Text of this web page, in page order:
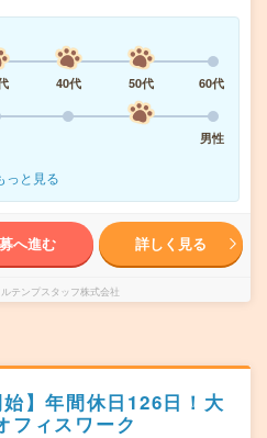
40代 50代
60代
男性
っと見る
へ進む 詳しく見る
テンプスタッフ株式会社
】年間休日126日！大
フィスワーク